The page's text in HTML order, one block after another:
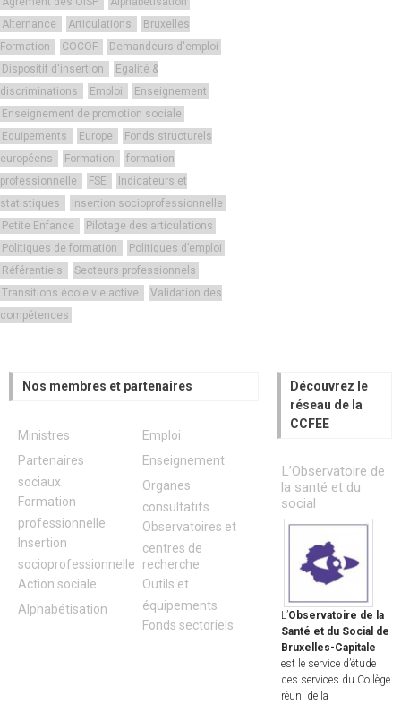
Alternance
Articulations
Bruxelles
Formation
COCOF
Demandeurs d'emploi
Dispositif d'insertion
Egalité &
discriminations
Emploi
Enseignement
Enseignement de promotion sociale
Equipements
Europe
Fonds structurels
européens
Formation
formation
professionnelle
FSE
Indicateurs et
statistiques
Insertion socioprofessionnelle
Petite Enfance
Pilotage des articulations
Politiques de formation
Politiques d’emploi
Référentiels
Secteurs professionnels
Transitions école vie active
Validation des
compétences
Nos membres et partenaires
Ministres
Partenaires
sociaux
Formation
professionnelle
Insertion
socioprofessionnelle
Action sociale
Alphabétisation
Emploi
Enseignement
Organes
consultatifs
Observatoires et
centres de
recherche
Outils et
équipements
Fonds sectoriels
Découvrez le
réseau de la
CCFEE
L’Observatoire de
la santé et du
social
L’Observatoire de la
Santé et du Social de
Bruxelles-Capitale
est le service d’étude
des services du Collège
réuni de la